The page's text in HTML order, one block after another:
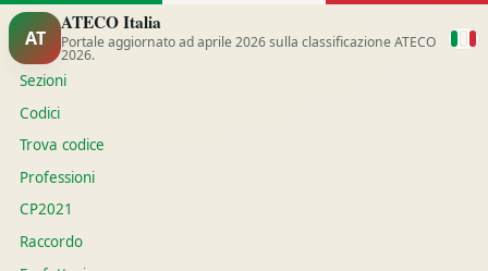
AT
ATECO Italia
Portale aggiornato ad aprile 2026 sulla classificazione ATECO
2026.
Sezioni
Codici
Trova codice
Professioni
CP2021
Raccordo